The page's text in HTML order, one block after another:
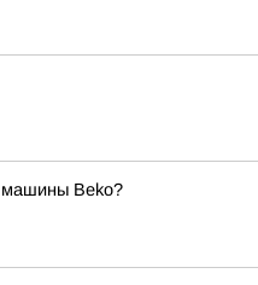
машины Beko?